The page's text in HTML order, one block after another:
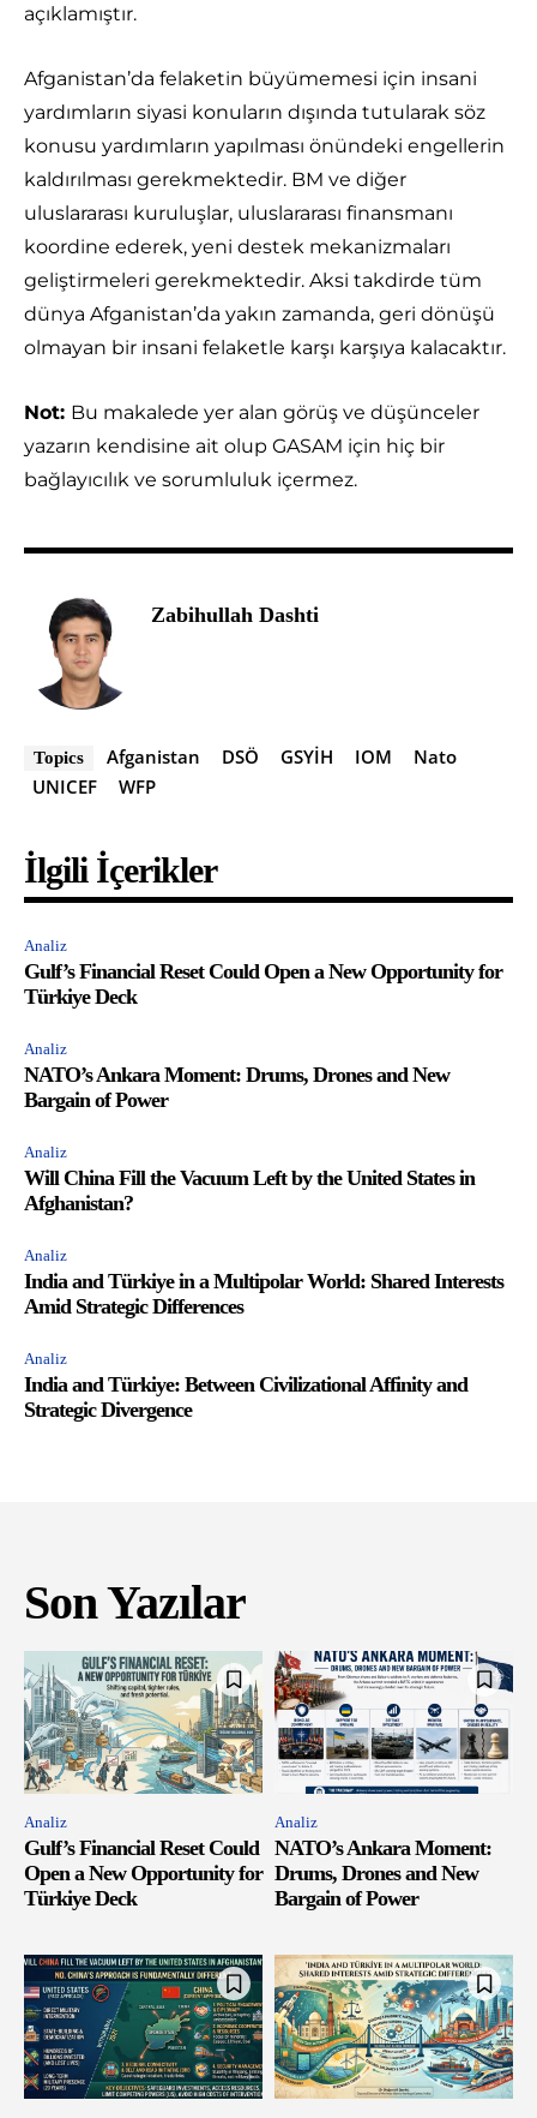
açıklamıştır.
Afganistan’da felaketin büyümemesi için insani
yardımların siyasi konuların dışında tutularak söz
konusu yardımların yapılması önündeki engellerin
kaldırılması gerekmektedir. BM ve diğer
uluslararası kuruluşlar, uluslararası finansmanı
koordine ederek, yeni destek mekanizmaları
geliştirmeleri gerekmektedir. Aksi takdirde tüm
dünya Afganistan’da yakın zamanda, geri dönüşü
olmayan bir insani felaketle karşı karşıya kalacaktır.
Not: Bu makalede yer alan görüş ve düşünceler
yazarın kendisine ait olup GASAM için hiç bir
bağlayıcılık ve sorumluluk içermez.
Zabihullah Dashti
Topics Afganistan DSÖ GSYİH IOM
Nato
UNICEF
WFP
İlgili İçerikler
Analiz
Gulf’s Financial Reset Could Open a New Opportunity for
Türkiye Deck
Analiz
NATO’s Ankara Moment: Drums, Drones and New
Bargain of Power
Analiz
Will China Fill the Vacuum Left by the United States in
Afghanistan?
Analiz
India and Türkiye in a Multipolar World: Shared Interests
Amid Strategic Differences
Analiz
India and Türkiye: Between Civilizational Affinity and
Strategic Divergence
Son Yazılar
Analiz
Gulf’s Financial Reset Could
Open a New Opportunity for
Türkiye Deck
Analiz
NATO’s Ankara Moment:
Drums, Drones and New
Bargain of Power